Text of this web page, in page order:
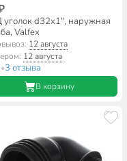
d32х1", наружная
Valfex
12 августа
12 августа
•3 отзыва
В корзину